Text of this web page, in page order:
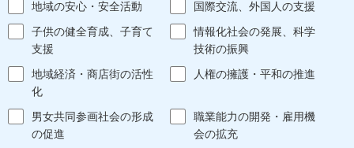
地域の安心・安全活動
国際交流、外国人の支援
子供の健全育成、子育て
支援
情報化社会の発展、科学
技術の振興
地域経済・商店街の活性
化
人権の擁護・平和の推進
男女共同参画社会の形成
の促進
職業能力の開発・雇用機
会の拡充